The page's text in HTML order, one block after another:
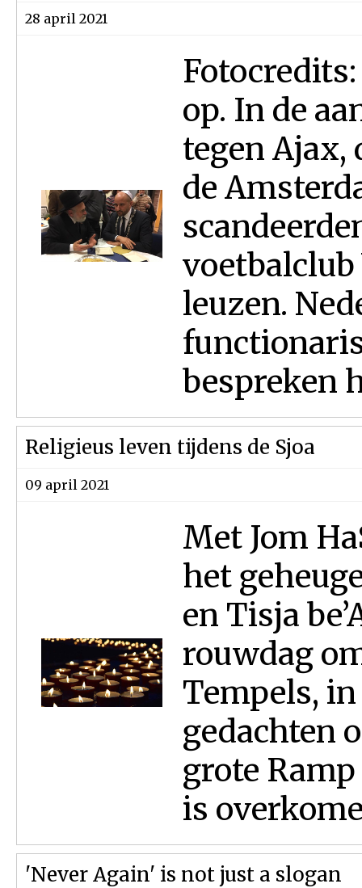
28 april 2021
op. In de
tegen Ajax,
de
leuzen.
bespreken
Religieus leven tijdens de Sjoa
09 april 2021
Met Jom
het
en Tisja
rouwdag
Tempels,
gedachten
grote
is
'Never Again' is not just a slogan